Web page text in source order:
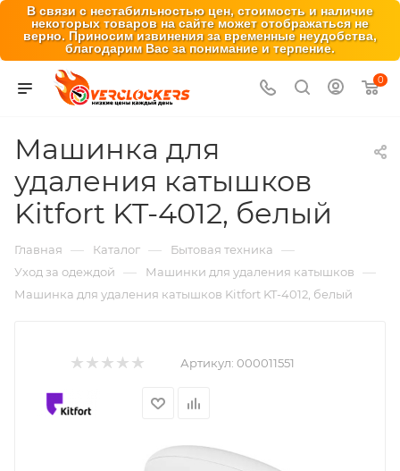
В связи с нестабильностью цен, стоимость и наличие
некоторых товаров на сайте может отображаться не
верно. Приносим извинения за временные неудобства,
благодарим Вас за понимание и терпение.
0
Машинка для
удаления катышков
Kitfort KT-4012, белый
Главная — Каталог — Бытовая техника —
Уход за одеждой — Машинки для удаления катышков —
Машинка для удаления катышков Kitfort KT-4012, белый
Артикул: 000011551